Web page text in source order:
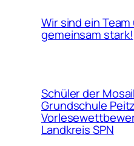
Wir sind ein Team
gemeinsam stark!
Schüler der
Grundschule
Landkreis SPN